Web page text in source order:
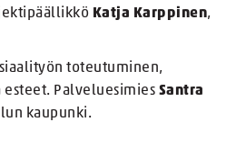
Katja Karppinen,
toteutuminen,
Palveluesimies Santra
kaupunki.